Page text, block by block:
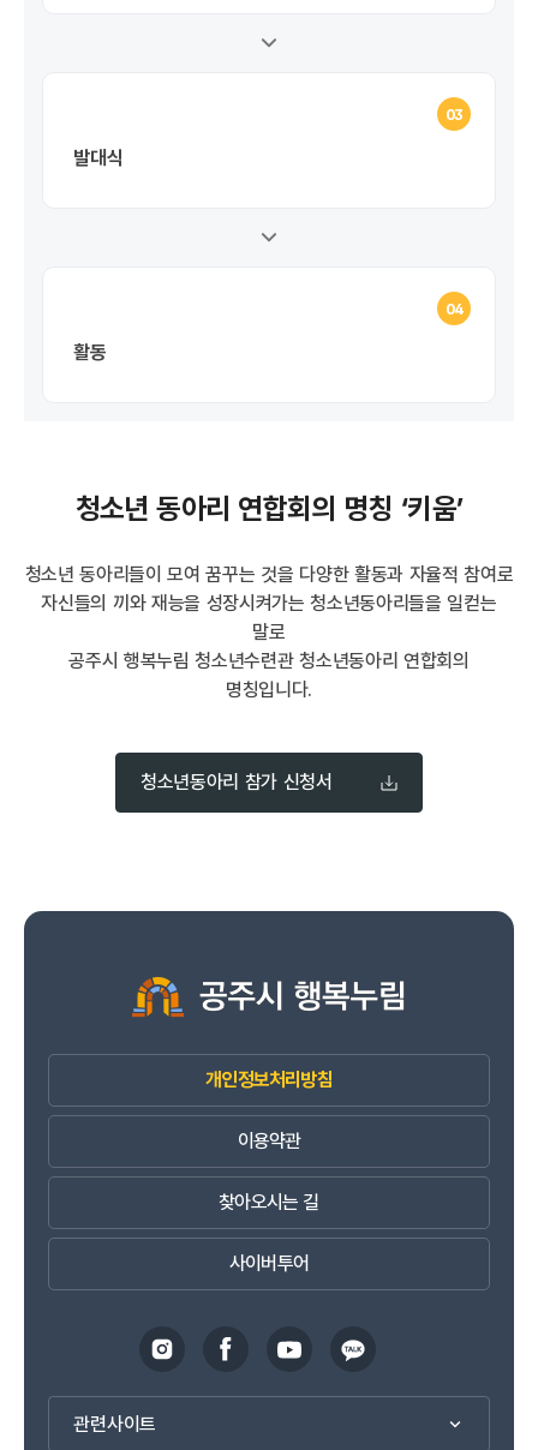
03
발대식
04
활동
청소년 동아리 연합회의 명칭 ‘키움’
청소년 동아리들이 모여 꿈꾸는 것을 다양한 활동과 자율적 참여로
자신들의 끼와 재능을 성장시켜가는 청소년동아리들을 일컫는
말로
공주시 행복누림 청소년수련관 청소년동아리 연합회의
명칭입니다.
청소년동아리 참가 신청서
개인정보처리방침
이용약관
찾아오시는 길
사이버투어
관련사이트